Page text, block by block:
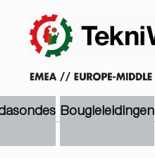
Bougieleidingen